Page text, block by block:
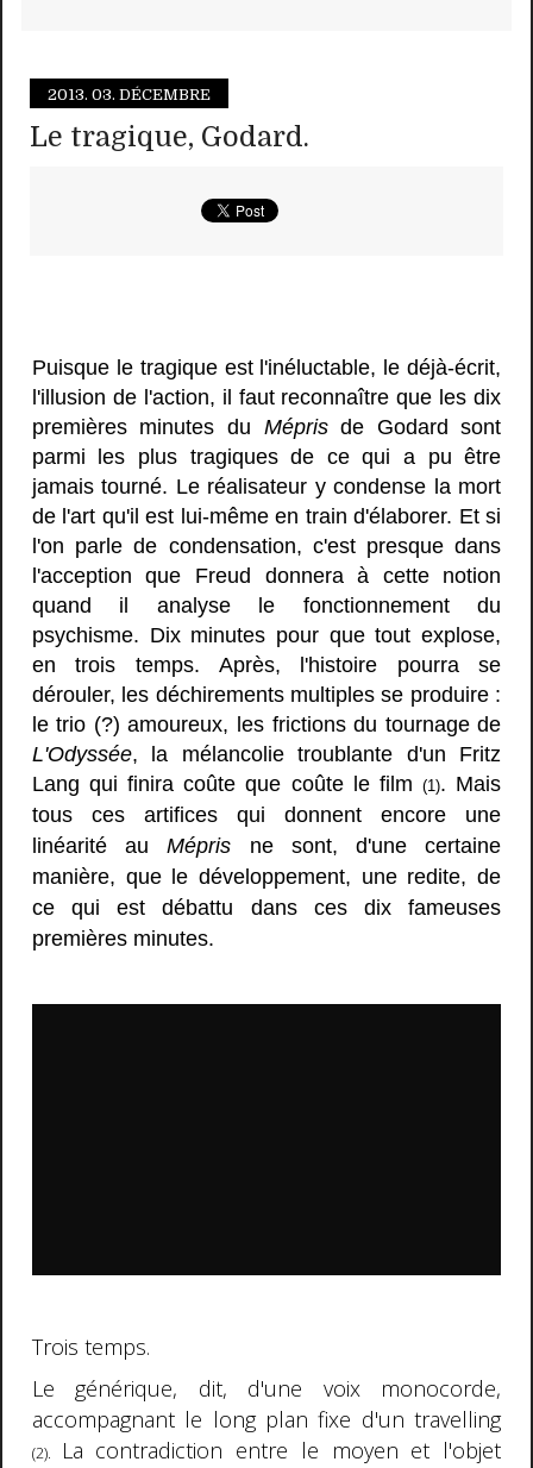
2013. 03. DÉCEMBRE
Le tragique, Godard.
Puisque le tragique est l'inéluctable, le déjà-écrit,
l'illusion de l'action, il faut reconnaître que les dix
premières minutes du Méprisde Godard sont
parmi les plus tragiques de ce qui a pu être
jamais tourné. Le réalisateur y condense la mort
de l'art qu'il est lui-même en train d'élaborer. Et si
l'on parle de condensation, c'est presque dans
l'acception que Freud donnera à cette notion
quand il analyse le fonctionnement du
psychisme. Dix minutes pour que tout explose,
en trois temps. Après, l'histoire pourra se
dérouler, les déchirements multiples se produire :
le trio (?) amoureux, les frictions du tournage de
L'Odyssée, la mélancolie troublante d'un Fritz
Lang qui finira coûte que coûte le film(1). Mais
tous ces artifices qui donnent encore une
linéarité auMépris ne sont, d'une certaine
manière, que le développement, une redite, de
ce qui est débattu dans ces dix fameuses
premières minutes.
Trois temps.
Le générique, dit, d'une voix monocorde,
accompagnant le long plan fixe d'un travelling
(2).
La contradiction entre le moyen et l'objet